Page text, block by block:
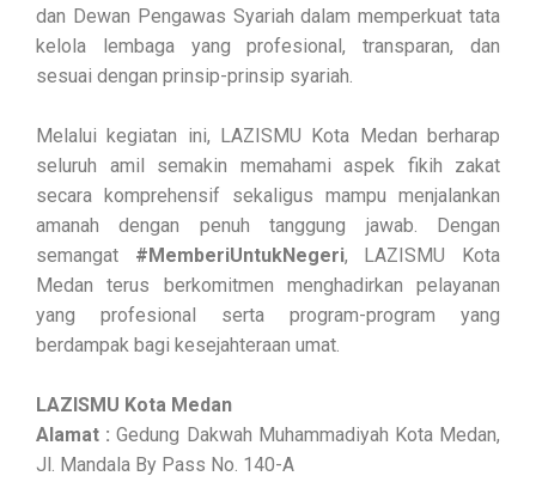
dan Dewan Pengawas Syariah dalam memperkuat tata
kelola lembaga yang profesional, transparan, dan
sesuai dengan prinsip-prinsip syariah.
Melalui kegiatan ini, LAZISMU Kota Medan berharap
seluruh amil semakin memahami aspek fikih zakat
secara komprehensif sekaligus mampu menjalankan
amanah dengan penuh tanggung jawab. Dengan
semangat #MemberiUntukNegeri, LAZISMU Kota
Medan terus berkomitmen menghadirkan pelayanan
yang profesional serta program-program yang
berdampak bagi kesejahteraan umat.
LAZISMU Kota Medan
Alamat : Gedung Dakwah Muhammadiyah Kota Medan,
Jl. Mandala By Pass No. 140-A